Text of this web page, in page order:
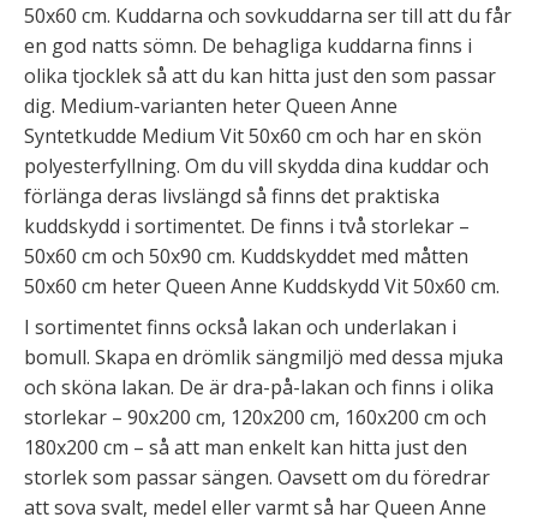
50x60 cm. Kuddarna och sovkuddarna ser till att du får
en god natts sömn. De behagliga kuddarna finns i
olika tjocklek så att du kan hitta just den som passar
dig. Medium-varianten heter Queen Anne
Syntetkudde Medium Vit 50x60 cm och har en skön
polyesterfyllning. Om du vill skydda dina kuddar och
förlänga deras livslängd så finns det praktiska
kuddskydd i sortimentet. De finns i två storlekar –
50x60 cm och 50x90 cm. Kuddskyddet med måtten
50x60 cm heter Queen Anne Kuddskydd Vit 50x60 cm.
I sortimentet finns också lakan och underlakan i
bomull. Skapa en drömlik sängmiljö med dessa mjuka
och sköna lakan. De är dra-på-lakan och finns i olika
storlekar – 90x200 cm, 120x200 cm, 160x200 cm och
180x200 cm – så att man enkelt kan hitta just den
storlek som passar sängen. Oavsett om du föredrar
att sova svalt, medel eller varmt så har Queen Anne